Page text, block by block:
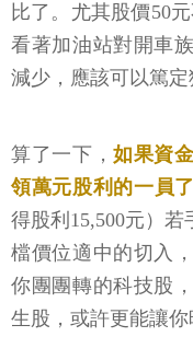
比了。尤其股價50
看著加油站對開車
減少，應該可以篤定
算了一下，如果資
領萬元股利的一員了
得股利15,500元）
檔價位適中的切入
你團團轉的科技股
生股，或許更能讓你